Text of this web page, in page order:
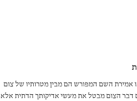
אמירת השם המפורש הם מבין מטרותיו של צום
דבר הצום מבטל את מעשי אדיקותך הדתית אלא